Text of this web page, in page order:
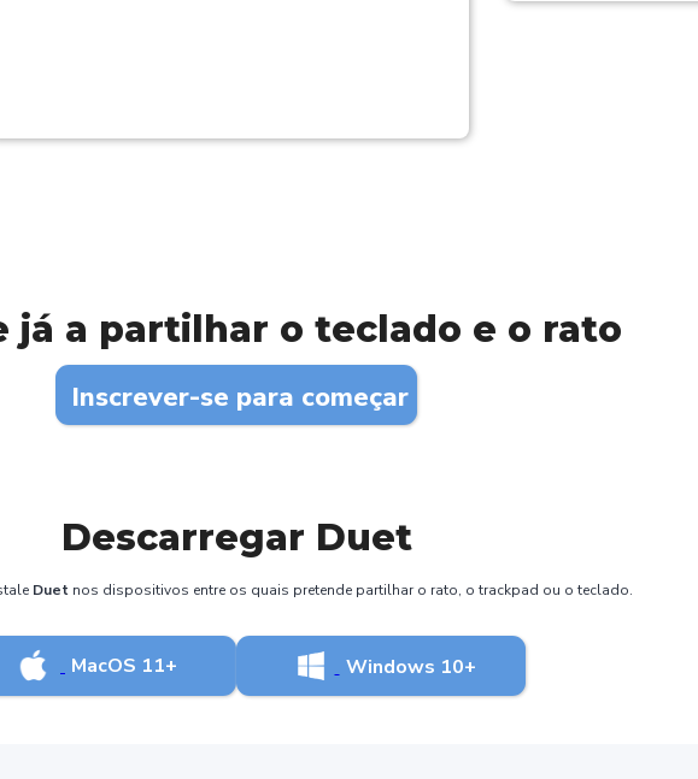
já a partilhar o teclado e o rato
Inscrever-se para começar
Descarregar Duet
Duet nos dispositivos entre os quais pretende partilhar o rato, o trackpad ou o teclado.
MacOS 11+ Windows 10+